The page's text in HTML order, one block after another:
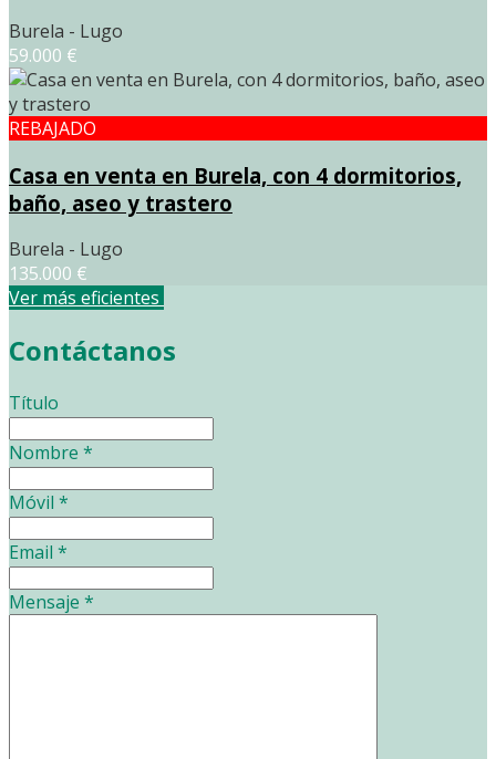
Burela - Lugo
59.000 €
REBAJADO
Casa en venta en Burela, con 4 dormitorios,
baño, aseo y trastero
Burela - Lugo
135.000 €
Ver más eficientes
Contáctanos
Título
Nombre *
Móvil *
Email *
Mensaje *